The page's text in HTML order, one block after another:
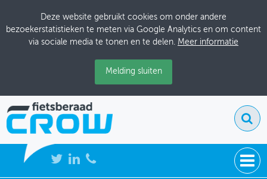
Deze website gebruikt cookies om onder andere
bezoekerstatistieken te meten via Google Analytics en om content
via sociale media te tonen en te delen. Meer informatie
Melding sluiten